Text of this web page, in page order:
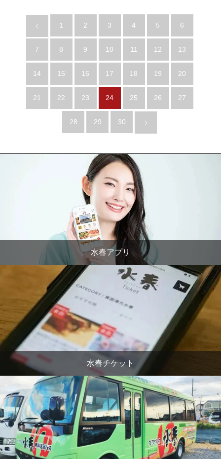
1 2 3 4 5 6
7 8 9 10 11 12 13
14 15 16 17 18 19 20
21 22 23 24 25 26 27
28 29 30
水春アプリ
水春チケット